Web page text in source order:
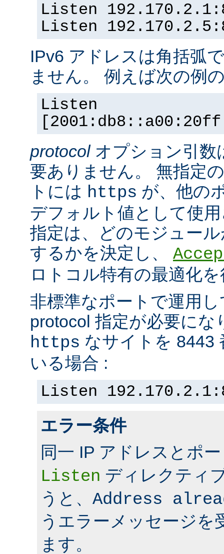
Listen
Listen
IPv6 アドレスは角括弧
ません。 例えば次の例
Listen
protocolオプション引数
要ありません。 無指定
トには https が、他の
デフォルト値として使
指定は、どのモジュー
するかを決定し、
ロトコル特有の最適化
非標準なポートで運用
protocol 指定が必要に
https なサイトを 8443
いる場合 :
Listen
エラー条件
同一 IP アドレスとポ
Listen ディレクティ
うと、 Address
うエラーメッセージを
ます。